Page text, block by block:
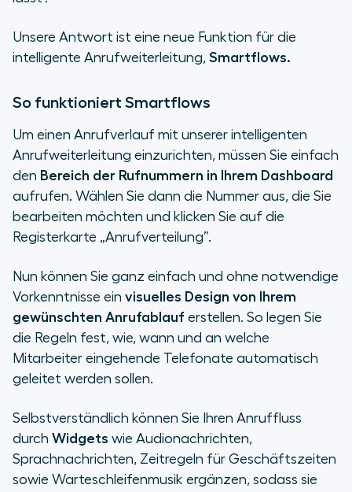
Unsere Antwort ist eine neue Funktion für die
intelligente Anrufweiterleitung, Smartflows.
So funktioniert Smartflows
Um einen Anrufverlauf mit unserer intelligenten
Anrufweiterleitung einzurichten, müssen Sie einfach
den Bereich der Rufnummern in Ihrem Dashboard
aufrufen. Wählen Sie dann die Nummer aus, die Sie
bearbeiten möchten und klicken Sie auf die
Registerkarte „Anrufverteilung”.
Nun können Sie ganz einfach und ohne notwendige
Vorkenntnisse ein visuelles Design von Ihrem
gewünschten Anrufablauf erstellen. So legen Sie
die Regeln fest, wie, wann und an welche
Mitarbeiter eingehende Telefonate automatisch
geleitet werden sollen.
Selbstverständlich können Sie Ihren Anruffluss
durch Widgets wie Audionachrichten,
Sprachnachrichten, Zeitregeln für Geschäftszeiten
sowie Warteschleifenmusik ergänzen, sodass sie